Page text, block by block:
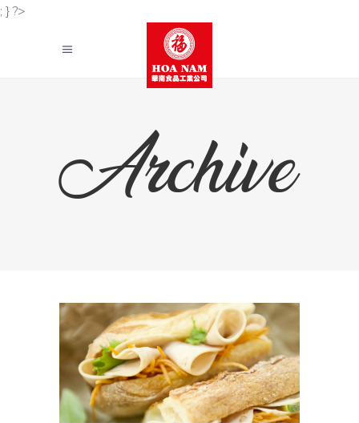
; } ?>
Archive